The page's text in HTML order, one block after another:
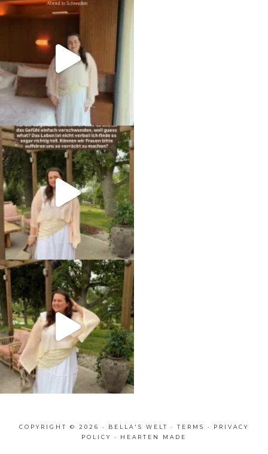
COPYRIGHT © 2026 · BELLA'S WELT · TERMS · PRIVACY
POLICY
· HEARTEN MADE